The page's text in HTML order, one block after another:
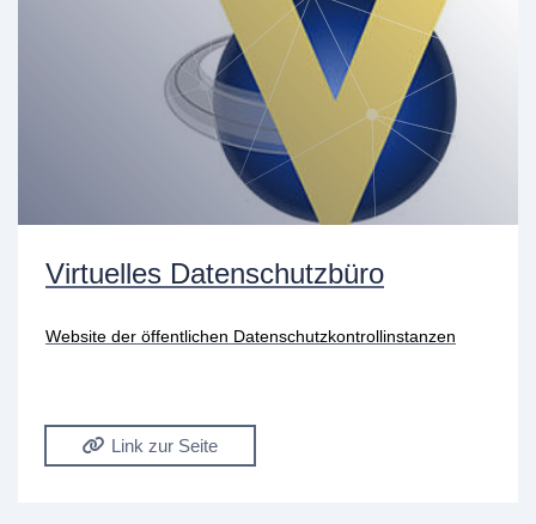
Virtuelles Datenschutzbüro
Website der öffentlichen Datenschutzkontrollinstanzen
Link zur Seite